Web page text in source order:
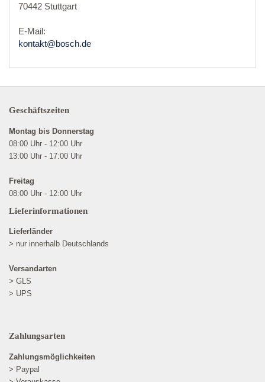
70442 Stuttgart
E-Mail:
kontakt@bosch.de
Geschäftszeiten
Montag bis Donnerstag
08:00 Uhr - 12:00 Uhr
13:00 Uhr - 17:00 Uhr
Freitag
08:00 Uhr - 12:00 Uhr
Lieferinformationen
Lieferländer
> nur innerhalb Deutschlands
Versandarten
> GLS
> UPS
Zahlungsarten
Zahlungsmöglichkeiten
> Paypal